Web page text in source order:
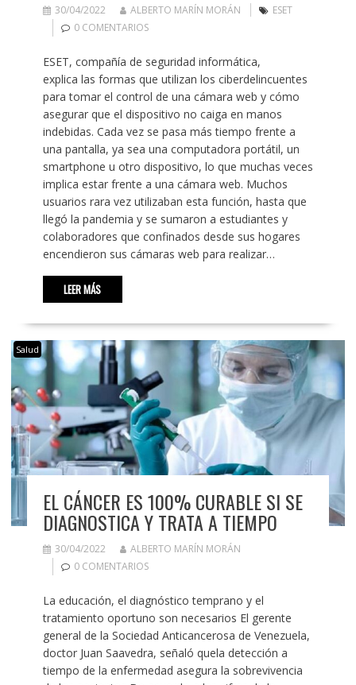
30/04/2022 ALBERTO MARÍN MORÁN
ESET
0 COMENTARIOS
ESET, compañía de seguridad informática,
explica las formas que utilizan los ciberdelincuentes
para tomar el control de una cámara web y cómo
asegurar que el dispositivo no caiga en manos
indebidas. Cada vez se pasa más tiempo frente a
una pantalla, ya sea una computadora portátil, un
smartphone u otro dispositivo, lo que muchas veces
implica estar frente a una cámara web. Muchos
usuarios rara vez utilizaban esta función, hasta que
llegó la pandemia y se sumaron a estudiantes y
colaboradores que confinados desde sus hogares
encendieron sus cámaras web para realizar…
LEER MÁS
Salud
EL CÁNCER ES 100% CURABLE SI SE
DIAGNOSTICA Y TRATA A TIEMPO
30/04/2022
ALBERTO MARÍN MORÁN
0 COMENTARIOS
La educación, el diagnóstico temprano y el
tratamiento oportuno son necesarios El gerente
general de la Sociedad Anticancerosa de Venezuela,
doctor Juan Saavedra, señaló quela detección a
tiempo de la enfermedad asegura la sobrevivencia